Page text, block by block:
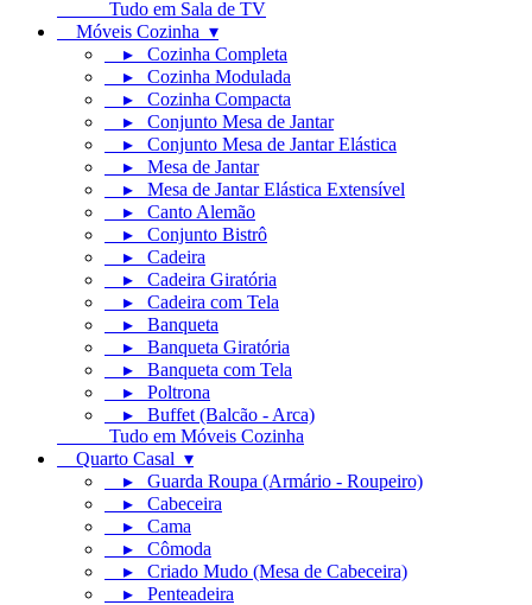
Tudo em Sala de TV
Móveis Cozinha ▾
▸ Cozinha Completa
▸ Cozinha Modulada
▸ Cozinha Compacta
▸ Conjunto Mesa de Jantar
▸ Conjunto Mesa de Jantar Elástica
▸ Mesa de Jantar
▸ Mesa de Jantar Elástica Extensível
▸ Canto Alemão
▸ Conjunto Bistrô
▸ Cadeira
▸ Cadeira Giratória
▸ Cadeira com Tela
▸ Banqueta
▸ Banqueta Giratória
▸ Banqueta com Tela
▸ Poltrona
▸ Buffet (Balcão - Arca)
Tudo em Móveis Cozinha
Quarto Casal ▾
▸ Guarda Roupa (Armário - Roupeiro)
▸ Cabeceira
▸ Cama
▸ Cômoda
▸ Criado Mudo (Mesa de Cabeceira)
▸ Penteadeira